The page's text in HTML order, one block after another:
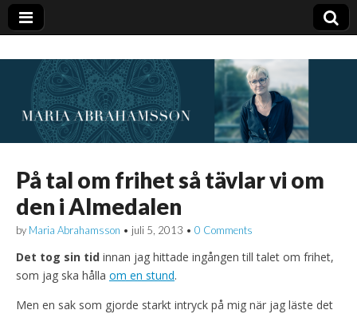
På tal om frihet så tävlar vi om
den i Almedalen
by Maria Abrahamsson • juli 5, 2013 • 0 Comments
Det tog sin tid innan jag hittade ingången till talet om frihet,
som jag ska hålla om en stund.
Men en sak som gjorde starkt intryck på mig när jag läste det